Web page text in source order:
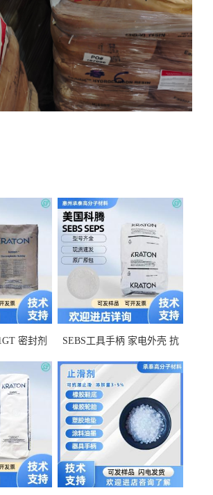
密封剂
SEBS工具手柄 家电外壳 抗
耐候G1653VO